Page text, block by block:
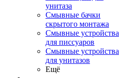
унитаза
Смывные бачки
скрытого монтажа
Смывные устройства
для писсуаров
Смывные устройства
для унитазов
Ещё